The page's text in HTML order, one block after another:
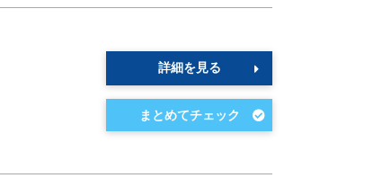
詳細を見る